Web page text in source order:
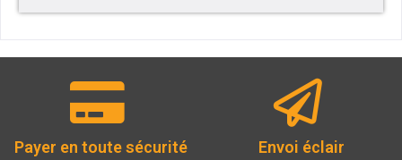
Payer en toute sécurité Envoi éclair